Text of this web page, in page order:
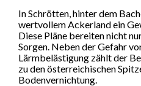
In Schrötten, hinter dem
wertvollem Ackerland ein
Diese Pläne bereiten nicht
Sorgen. Neben der Gefahr
Lärmbelästigung zählt der
zu den österreichischen
Bodenvernichtung.